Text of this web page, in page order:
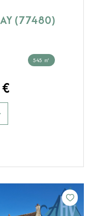
(77480)
545 ㎡